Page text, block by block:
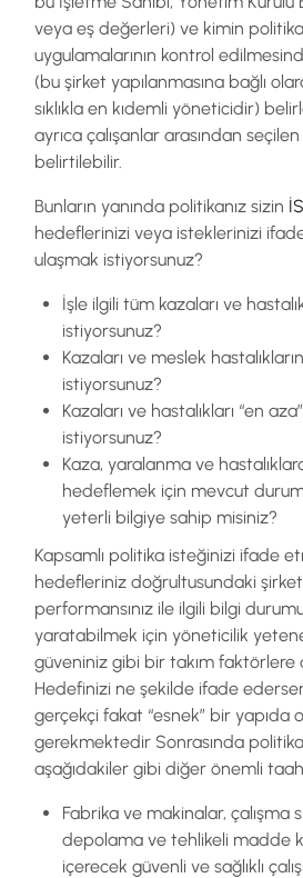
veya eş değerleri) ve kimin
uygulamalarının kontrol
(bu şirket yapılanmasına bağlı
sıklıkla en kıdemli yöneticidir)
ayrıca çalışanlar arasından
belirtilebilir.
Bunların yanında politikanız sizin
hedeflerinizi veya isteklerinizi
ulaşmak istiyorsunuz?
İşle ilgili tüm kazaları ve
istiyorsunuz?
Kazaları ve meslek
istiyorsunuz?
Kazaları ve hastalıkları “en
istiyorsunuz?
Kaza, yaralanma ve
hedeflemek için mevcut
yeterli bilgiye sahip misiniz?
Kapsamlı politika isteğinizi ifade
hedefleriniz doğrultusundaki şirket
performansınız ile ilgili bilgi
yaratabilmek için yöneticilik
güveniniz gibi bir takım faktörlere
Hedefinizi ne şekilde ifade
gerçekçi fakat “esnek” bir yapıda
gerekmektedir Sonrasında
aşağıdakiler gibi diğer önemli
Fabrika ve makinalar, çalışma
depolama ve tehlikeli madde
içerecek güvenli ve sağlıklı